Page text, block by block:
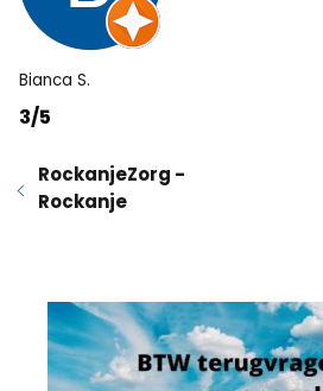
Bianca S.
3/5
RockanjeZorg -
Rockanje